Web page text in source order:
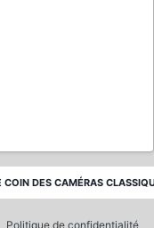
COIN DES CAMÉRAS
Politique de confidentialité